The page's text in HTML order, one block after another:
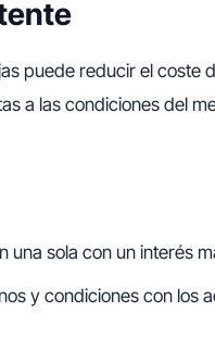
puede reducir el coste
a las condiciones del
una sola con un interés
y condiciones con los